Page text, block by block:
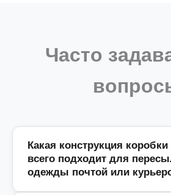
Часто
Какая конструкция
всего подходит для
одежды почтой или